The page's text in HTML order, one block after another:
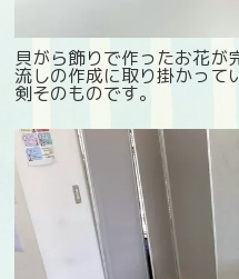
貝がら飾りで作ったお花が
流しの作成に取り掛かって
剣そのものです。